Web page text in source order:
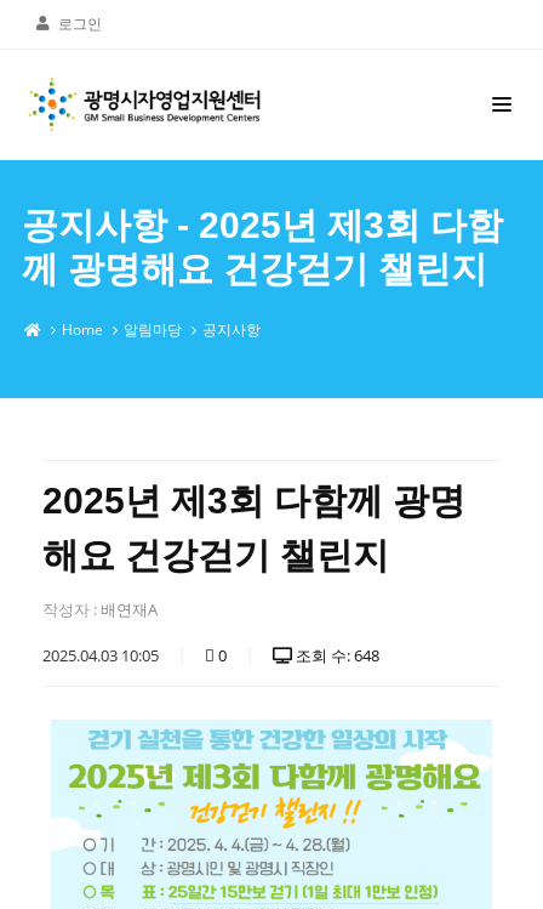
로그인
공지사항 - 2025년 제3회 다함
께 광명해요 건강걷기 챌린지
Home 알림마당 공지사항
2025년 제3회 다함께 광명
해요 건강걷기 챌린지
작성자 :배연재A
2025.04.03 10:05 0 조회 수: 648